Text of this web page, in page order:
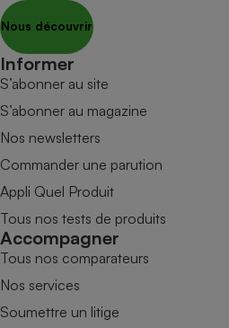
Nous découvrir
Informer
S’abonner au site
S’abonner au magazine
Nos newsletters
Commander une parution
Appli Quel Produit
Tous nos tests de produits
Accompagner
Tous nos comparateurs
Nos services
Soumettre un litige